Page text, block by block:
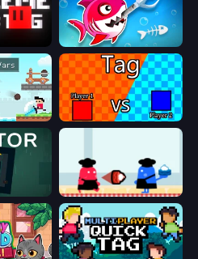
Fish Stab Getting Big
2 Player Tag
Clash of Cakes